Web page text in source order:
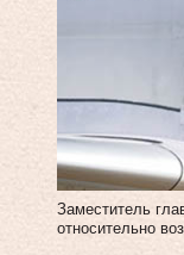
Заместитель
относительно